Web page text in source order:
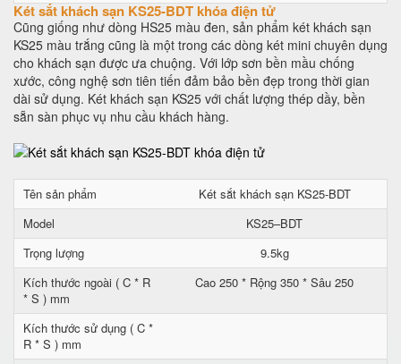
Két sắt khách sạn KS25-BDT khóa điện tử
Cũng giống như dòng HS25 màu đen, sản phẩm két khách sạn
KS25 màu trắng cũng là một trong các dòng két mini chuyên dụng
cho khách sạn được ưa chuộng. Với lớp sơn bền mầu chống
xước, công nghệ sơn tiên tiến đảm bảo bền đẹp trong thời gian
dài sử dụng. Két khách sạn KS25 với chất lượng thép dầy, bền
sẵn sàn phục vụ nhu cầu khách hàng.
Tên sản phẩm
Két sắt khách sạn KS25-BDT
Model
KS25–BDT
Trọng lượng
9.5kg
Kích thước ngoài ( C * R
* S ) mm
Cao 250 * Rộng 350 * Sâu 250
Kích thước sử dụng ( C *
R * S ) mm